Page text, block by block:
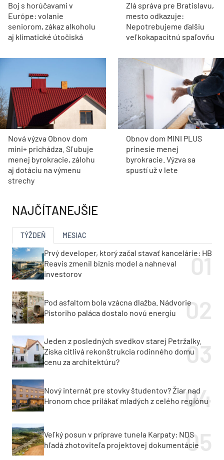
Boj s horúčavami v
Európe: volanie
seniorom, zákaz alkoholu
aj klimatické útočiská
Zlá správa pre Bratislavu,
mesto odkazuje:
Nepotrebujeme ďalšiu
veľkokapacitnú spaľovňu
Nová výzva Obnov dom
mini+ prichádza. Sľubuje
menej byrokracie, zálohu
aj dotáciu na výmenu
strechy
Obnov dom MINI PLUS
prinesie menej
byrokracie. Výzva sa
spustí už v lete
NAJČÍTANEJŠIE
TÝŽDEŇ MESIAC
Prvý developer, ktorý začal stavať kancelárie: HB
Reavis zmenil biznis model a nahneval
investorov
Pod asfaltom bola vzácna dlažba. Nádvorie
Pistoriho paláca dostalo novú energiu
Jeden z posledných svedkov starej Petržalky.
Získa citlivá rekonštrukcia rodinného domu
cenu za architektúru?
Nový internát pre stovky študentov? Žiar nad
Hronom chce prilákať mladých z celého regiónu
Veľký posun v príprave tunela Karpaty: NDS
hľadá zhotoviteľa projektovej dokumentácie